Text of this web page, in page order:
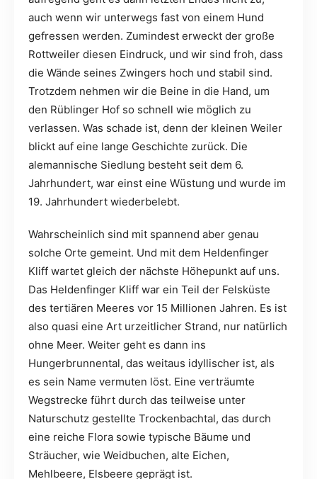
auch wenn wir unterwegs fast von einem Hund
gefressen werden. Zumindest erweckt der große
Rottweiler diesen Eindruck, und wir sind froh, dass
die Wände seines Zwingers hoch und stabil sind.
Trotzdem nehmen wir die Beine in die Hand, um
den Rüblinger Hof so schnell wie möglich zu
verlassen. Was schade ist, denn der kleinen Weiler
blickt auf eine lange Geschichte zurück. Die
alemannische Siedlung besteht seit dem 6.
Jahrhundert, war einst eine Wüstung und wurde im
19. Jahrhundert wiederbelebt.
Wahrscheinlich sind mit spannend aber genau
solche Orte gemeint. Und mit dem Heldenfinger
Kliff wartet gleich der nächste Höhepunkt auf uns.
Das Heldenfinger Kliff war ein Teil der Felsküste
des tertiären Meeres vor 15 Millionen Jahren. Es ist
also quasi eine Art urzeitlicher Strand, nur natürlich
ohne Meer. Weiter geht es dann ins
Hungerbrunnental, das weitaus idyllischer ist, als
es sein Name vermuten löst. Eine verträumte
Wegstrecke führt durch das teilweise unter
Naturschutz gestellte Trockenbachtal, das durch
eine reiche Flora sowie typische Bäume und
Sträucher, wie Weidbuchen, alte Eichen,
Mehlbeere, Elsbeere geprägt ist.